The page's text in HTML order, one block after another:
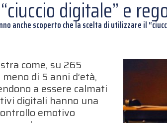
“ciuccio digitale” e
anche scoperto che la scelta di utilizzare il
come, su 265
di 5 anni d’età,
a essere calmati
digitali hanno una
emotivo